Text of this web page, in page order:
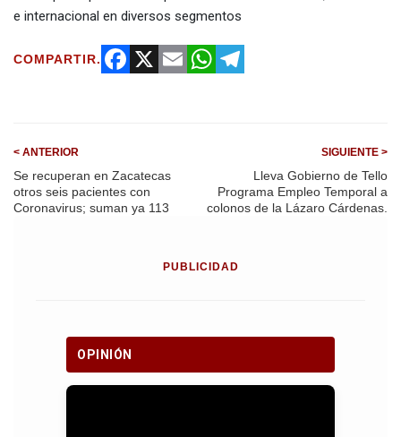
e internacional en diversos segmentos
COMPARTIR.
< ANTERIOR
Se recuperan en Zacatecas
otros seis pacientes con
Coronavirus; suman ya 113
SIGUIENTE >
Lleva Gobierno de Tello
Programa Empleo Temporal a
colonos de la Lázaro Cárdenas.
PUBLICIDAD
OPINIÓN